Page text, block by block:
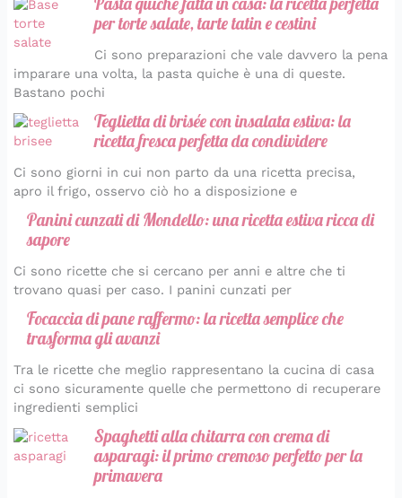
per torte salate, tarte tatin e cestini
Ci sono preparazioni che vale davvero la pena
imparare una volta, la pasta quiche è una di queste.
Bastano pochi
Teglietta di brisée con insalata estiva: la
ricetta fresca perfetta da condividere
Ci sono giorni in cui non parto da una ricetta precisa,
apro il frigo, osservo ciò ho a disposizione e
Panini cunzati di Mondello: una ricetta estiva ricca di
sapore
Ci sono ricette che si cercano per anni e altre che ti
trovano quasi per caso. I panini cunzati per
Focaccia di pane raffermo: la ricetta semplice che
trasforma gli avanzi
Tra le ricette che meglio rappresentano la cucina di casa
ci sono sicuramente quelle che permettono di recuperare
ingredienti semplici
Spaghetti alla chitarra con crema di
asparagi: il primo cremoso perfetto per la
primavera